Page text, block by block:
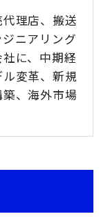
理店、搬送
ニアリング
に、中期経
変革、新規
、海外市場